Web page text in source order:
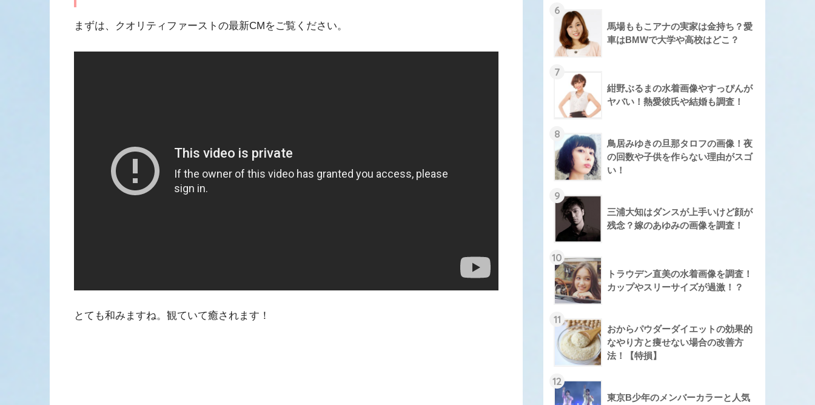
まずは、クオリティファーストの最新CMをご覧ください。
とても和みますね。観ていて癒されます！
6
馬場ももこアナの実家は金持ち？愛
車はBMWで大学や高校はどこ？
7
紺野ぶるまの水着画像やすっぴんが
ヤバい！熱愛彼氏や結婚も調査！
8
鳥居みゆきの旦那タロフの画像！夜
の回数や子供を作らない理由がスゴ
い！
9
三浦大知はダンスが上手いけど顔が
残念？嫁のあゆみの画像を調査！
10
トラウデン直美の水着画像を調査！
カップやスリーサイズが過激！？
11
おからパウダーダイエットの効果的
なやり方と痩せない場合の改善方
法！【特損】
12
東京B少年のメンバーカラーと人気